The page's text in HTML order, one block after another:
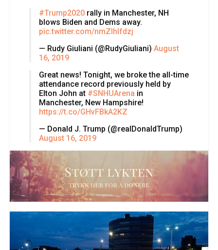
#Trump2020 rally in Manchester, NH
blows Biden and Dems away.
pic.twitter.com/nmZIhlfdzj
— Rudy Giuliani (@RudyGiuliani) August
16, 2019
Great news! Tonight, we broke the all-time
attendance record previously held by
Elton John at #SNHUArena in
Manchester, New Hampshire!
https://t.co/GHvFBkA2KZ
— Donald J. Trump (@realDonaldTrump)
August 16, 2019